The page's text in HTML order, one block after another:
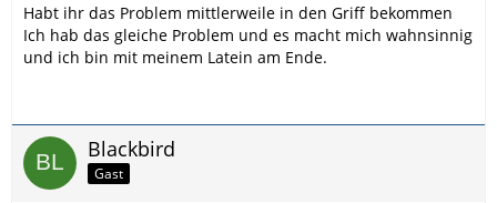
Habt ihr das Problem mittlerweile in den Griff bekommen
Ich hab das gleiche Problem und es macht mich wahnsinnig
und ich bin mit meinem Latein am Ende.
Blackbird
Gast